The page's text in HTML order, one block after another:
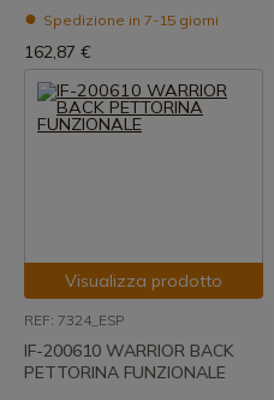
Spedizione in 7-15 giorni
162,87 €
Visualizza prodotto
REF: 7324_ESP
IF-200610 WARRIOR BACK
PETTORINA FUNZIONALE